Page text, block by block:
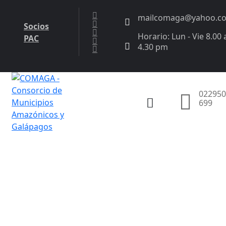
Socios
PAC
Horario: Lun - Vie 8.00
4.30 pm
022950
699